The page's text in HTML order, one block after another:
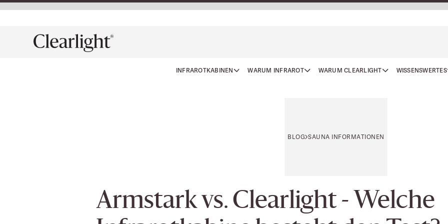
INFRAROTKABINEN WARUM INFRAROT WARUM CLEARLIGHT WISSENSWERTES
BLOG SAUNA INFORMATIONEN
Armstark vs. Clearlight - Welche